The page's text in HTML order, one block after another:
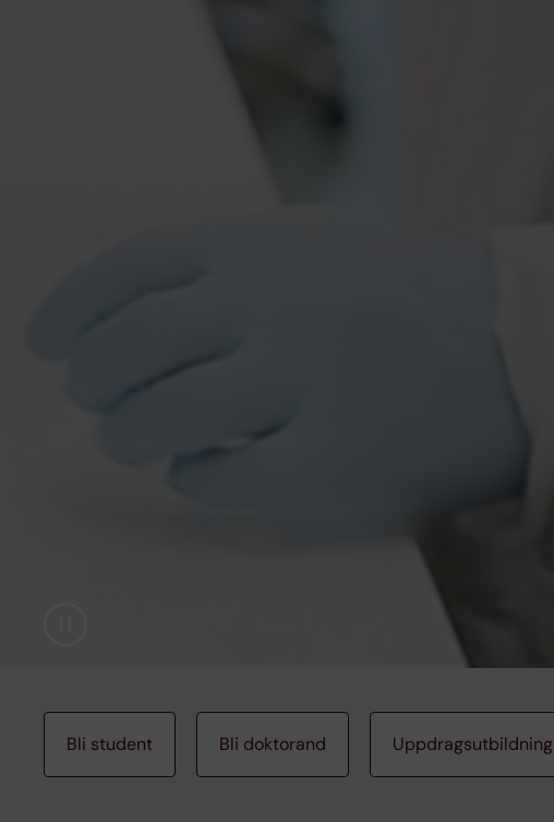
Bli student Bli doktorand Uppdragsutbildning